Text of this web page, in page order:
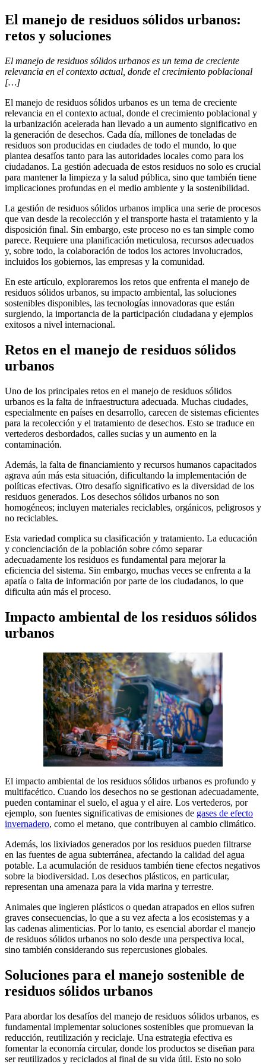
El manejo de residuos sólidos urbanos:
retos y soluciones
El manejo de residuos sólidos urbanos es un tema de creciente
relevancia en el contexto actual, donde el crecimiento poblacional
[…]
El manejo de residuos sólidos urbanos es un tema de creciente
relevancia en el contexto actual, donde el crecimiento poblacional y
la urbanización acelerada han llevado a un aumento significativo en
la generación de desechos. Cada día, millones de toneladas de
residuos son producidas en ciudades de todo el mundo, lo que
plantea desafíos tanto para las autoridades locales como para los
ciudadanos. La gestión adecuada de estos residuos no solo es crucial
para mantener la limpieza y la salud pública, sino que también tiene
implicaciones profundas en el medio ambiente y la sostenibilidad.
La gestión de residuos sólidos urbanos implica una serie de procesos
que van desde la recolección y el transporte hasta el tratamiento y la
disposición final. Sin embargo, este proceso no es tan simple como
parece. Requiere una planificación meticulosa, recursos adecuados
y, sobre todo, la colaboración de todos los actores involucrados,
incluidos los gobiernos, las empresas y la comunidad.
En este artículo, exploraremos los retos que enfrenta el manejo de
residuos sólidos urbanos, su impacto ambiental, las soluciones
sostenibles disponibles, las tecnologías innovadoras que están
surgiendo, la importancia de la participación ciudadana y ejemplos
exitosos a nivel internacional.
Retos en el manejo de residuos sólidos
urbanos
Uno de los principales retos en el manejo de residuos sólidos
urbanos es la falta de infraestructura adecuada. Muchas ciudades,
especialmente en países en desarrollo, carecen de sistemas eficientes
para la recolección y el tratamiento de desechos. Esto se traduce en
vertederos desbordados, calles sucias y un aumento en la
contaminación.
Además, la falta de financiamiento y recursos humanos capacitados
agrava aún más esta situación, dificultando la implementación de
políticas efectivas. Otro desafío significativo es la diversidad de los
residuos generados. Los desechos sólidos urbanos no son
homogéneos; incluyen materiales reciclables, orgánicos, peligrosos y
no reciclables.
Esta variedad complica su clasificación y tratamiento. La educación
y concienciación de la población sobre cómo separar
adecuadamente los residuos es fundamental para mejorar la
eficiencia del sistema. Sin embargo, muchas veces se enfrenta a la
apatía o falta de información por parte de los ciudadanos, lo que
dificulta aún más el proceso.
Impacto ambiental de los residuos sólidos
urbanos
El impacto ambiental de los residuos sólidos urbanos es profundo y
multifacético. Cuando los desechos no se gestionan adecuadamente,
pueden contaminar el suelo, el agua y el aire. Los vertederos, por
ejemplo, son fuentes significativas de emisiones de gases de efecto
invernadero, como el metano, que contribuyen al cambio climático.
Además, los lixiviados generados por los residuos pueden filtrarse
en las fuentes de agua subterránea, afectando la calidad del agua
potable. La acumulación de residuos también tiene efectos negativos
sobre la biodiversidad. Los desechos plásticos, en particular,
representan una amenaza para la vida marina y terrestre.
Animales que ingieren plásticos o quedan atrapados en ellos sufren
graves consecuencias, lo que a su vez afecta a los ecosistemas y a
las cadenas alimenticias. Por lo tanto, es esencial abordar el manejo
de residuos sólidos urbanos no solo desde una perspectiva local,
sino también considerando sus repercusiones globales.
Soluciones para el manejo sostenible de
residuos sólidos urbanos
Para abordar los desafíos del manejo de residuos sólidos urbanos, es
fundamental implementar soluciones sostenibles que promuevan la
reducción, reutilización y reciclaje. Una estrategia efectiva es
fomentar la economía circular, donde los productos se diseñan para
ser reutilizados y reciclados al final de su vida útil. Esto no solo